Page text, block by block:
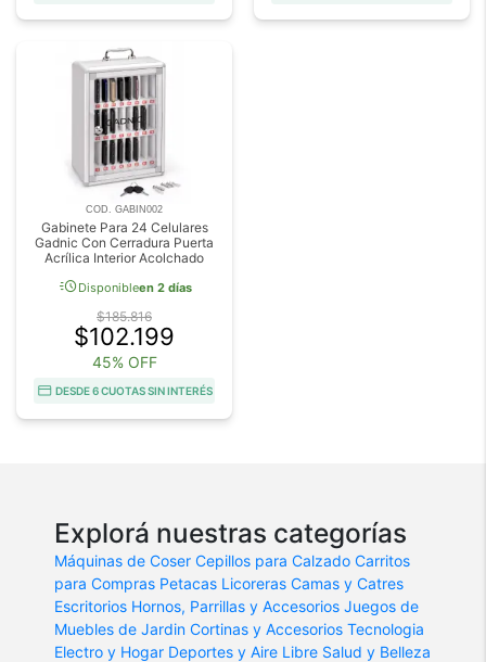
COD. GABIN002
Gabinete Para 24 Celulares
Gadnic Con Cerradura Puerta
Acrílica Interior Acolchado
acuteDisponibleen 2 días
$185.816
$102.199
45% OFF
DESDE 6 CUOTAS SIN INTERÉS
Explorá nuestras categorías
Máquinas de Coser Cepillos para Calzado Carritos
para Compras Petacas Licoreras Camas y Catres
Escritorios Hornos, Parrillas y Accesorios Juegos de
Muebles de Jardin Cortinas y Accesorios Tecnologia
Electro y Hogar Deportes y Aire Libre Salud y Belleza